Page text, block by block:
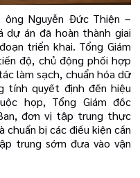
Nguyễn Đức Thiện –
dự án đã hoàn thành giai
triển khai. Tổng Giám
độ, chủ động phối hợp
làm sạch, chuẩn hóa dữ
tính quyết định đến hiệu
họp, Tổng Giám đốc
đơn vị tập trung thực
bị các điều kiện cần
trung sớm đưa vào vận